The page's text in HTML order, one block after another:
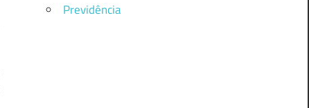
Previdência